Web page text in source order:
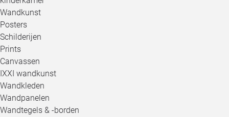
Wandkunst
Posters
Schilderijen
Prints
Canvassen
IXXI wandkunst
Wandkleden
Wandpanelen
Wandtegels & -borden